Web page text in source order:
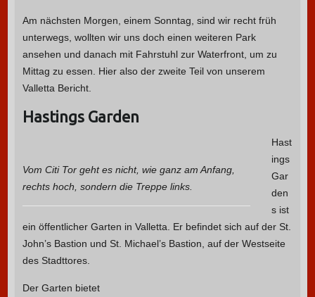
Am nächsten Morgen, einem Sonntag, sind wir recht früh
unterwegs, wollten wir uns doch einen weiteren Park
ansehen und danach mit Fahrstuhl zur Waterfront, um zu
Mittag zu essen. Hier also der zweite Teil von unserem
Valletta Bericht.
Hastings Garden
Vom Citi Tor geht es nicht, wie ganz am Anfang,
rechts hoch, sondern die Treppe links.
Hast
ings
Gar
den
s ist
ein öffentlicher Garten in Valletta. Er befindet sich auf der St.
John’s Bastion und St. Michael’s Bastion, auf der Westseite
des Stadttores.
Der Garten bietet